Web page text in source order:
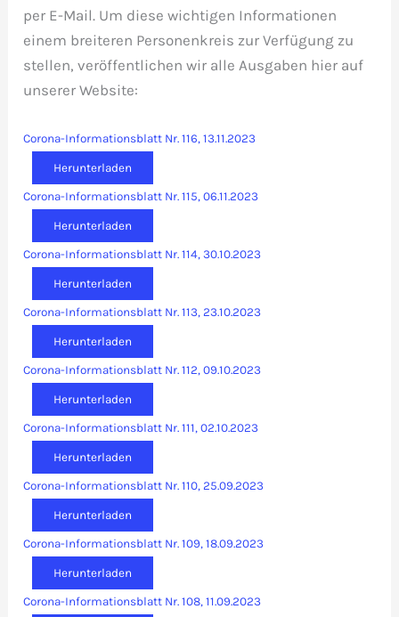
per E-Mail. Um diese wichtigen Informationen
einem breiteren Personenkreis zur Verfügung zu
stellen, veröffentlichen wir alle Ausgaben hier auf
unserer Website:
Corona-Informationsblatt Nr. 116, 13.11.2023
Herunterladen
Corona-Informationsblatt Nr. 115, 06.11.2023
Herunterladen
Corona-Informationsblatt Nr. 114, 30.10.2023
Herunterladen
Corona-Informationsblatt Nr. 113, 23.10.2023
Herunterladen
Corona-Informationsblatt Nr. 112, 09.10.2023
Herunterladen
Corona-Informationsblatt Nr. 111, 02.10.2023
Herunterladen
Corona-Informationsblatt Nr. 110, 25.09.2023
Herunterladen
Corona-Informationsblatt Nr. 109, 18.09.2023
Herunterladen
Corona-Informationsblatt Nr. 108, 11.09.2023